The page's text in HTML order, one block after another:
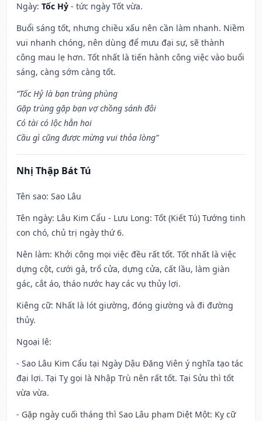
Ngày: Tốc Hỷ - tức ngày Tốt vừa.
Buổi sáng tốt, nhưng chiều xấu nên cần làm nhanh. Niềm
vui nhanh chóng, nên dùng để mưu đại sự, sẽ thành
công mau lẹ hơn. Tốt nhất là tiến hành công việc vào buổi
sáng, càng sớm càng tốt.
“Tốc Hỷ là bạn trùng phùng
Gặp trùng gặp bạn vợ chồng sánh đôi
Có tài có lộc hẳn hoi
Cầu gì cũng được mừng vui thỏa lòng”
Nhị Thập Bát Tú
Tên sao: Sao Lâu
Tên ngày: Lâu Kim Cẩu - Lưu Long: Tốt (Kiết Tú) Tướng tinh
con chó, chủ trị ngày thứ 6.
Nên làm: Khởi công mọi việc đều rất tốt. Tốt nhất là việc
dựng cột, cưới gả, trổ cửa, dựng cửa, cất lầu, làm giàn
gác, cắt áo, tháo nước hay các vụ thủy lợi.
Kiêng cữ: Nhất là lót giường, đóng giường và đi đường
thủy.
Ngoại lệ:
- Sao Lâu Kim Cẩu tại Ngày Dậu Đăng Viên ý nghĩa tạo tác
đại lợi. Tại Tỵ gọi là Nhập Trù nên rất tốt. Tại Sửu thì tốt
vừa vừa.
- Gặp ngày cuối tháng thì Sao Lâu phạm Diệt Một: Kỵ cữ